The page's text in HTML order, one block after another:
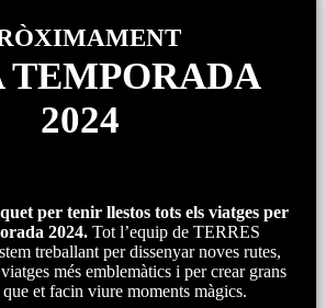
TEMPORADA
2024
per tenir llestos tots els viatges per
2024. Tot l’equip de TERRES
treballant per dissenyar noves rutes,
més emblemàtics i per crear grans
et facin viure moments màgics.